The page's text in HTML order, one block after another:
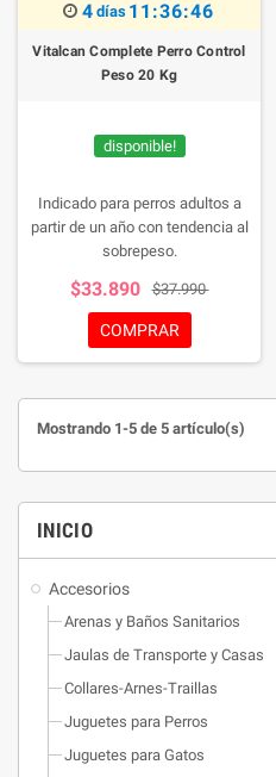
INICIO
Accesorios
Arenas y Baños Sanitarios
Jaulas de Transporte y Casas
Collares-Arnes-Traillas
Juguetes para Perros
Juguetes para Gatos
4 días 11:36:45
Vitalcan Complete Perro Control
Peso 20 Kg
disponible!
Indicado para perros adultos a
partir de un año con tendencia al
sobrepeso.
$33.890 $37.990
COMPRAR
Mostrando 1-5 de 5 artículo(s)